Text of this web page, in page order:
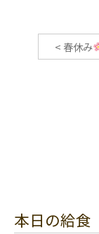
< 春休み
本日の給食